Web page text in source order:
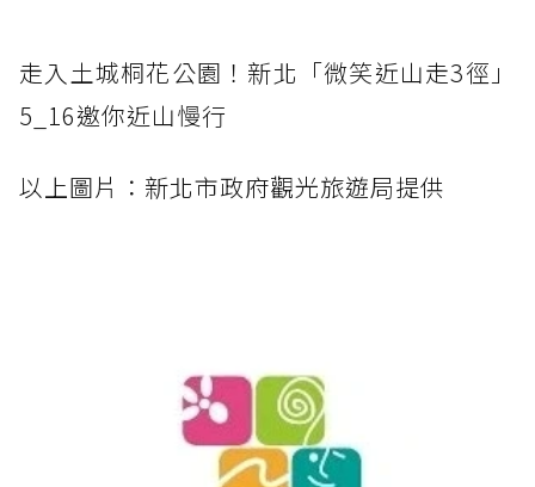
走入土城桐花公園！新北「微笑近山走3徑」
5_16邀你近山慢行
以上圖片：新北市政府觀光旅遊局提供